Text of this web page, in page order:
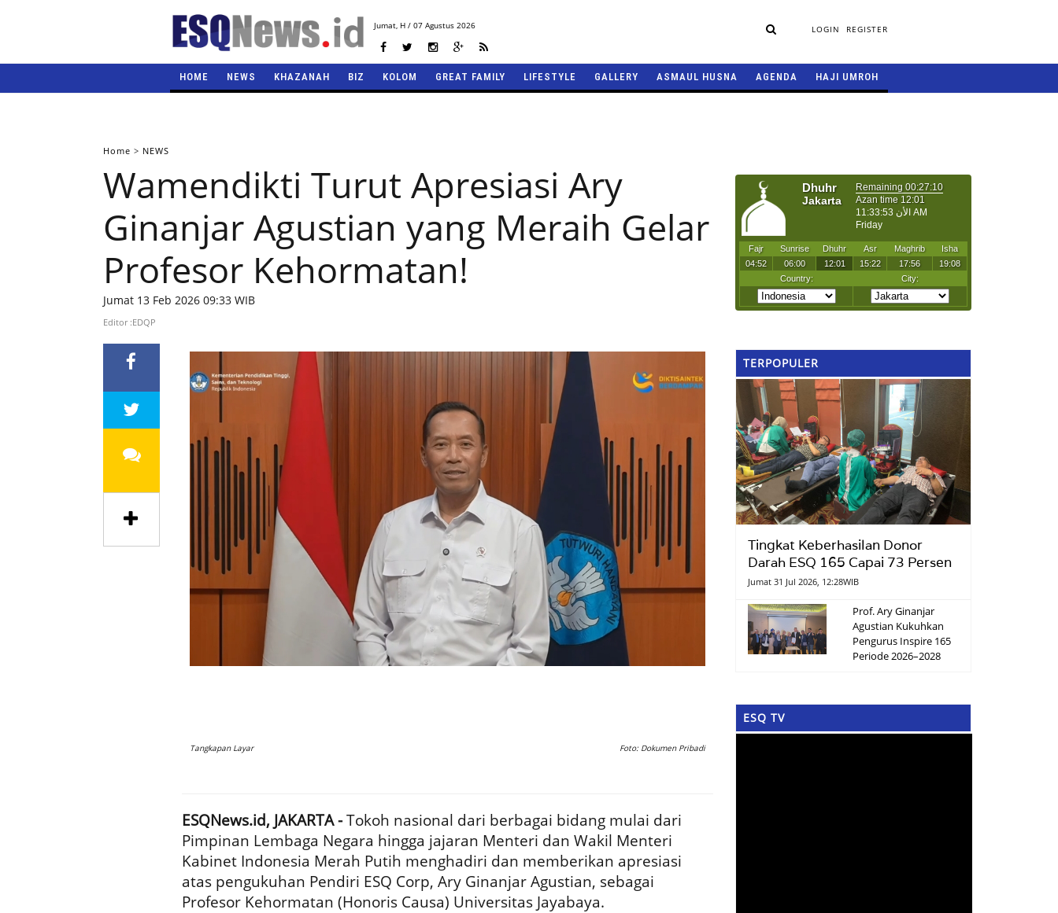
Jumat,H / 07 Agustus 2026 LOGIN REGISTER
HOME NEWS KHAZANAH BIZ KOLOM GREAT FAMILY LIFESTYLE GALLERY ASMAUL HUSNA AGENDA HAJI UMROH
Home > NEWS
Wamendikti Turut Apresiasi Ary
Ginanjar Agustian yang Meraih Gelar
Profesor Kehormatan!
Jumat 13 Feb 2026 09:33 WIB
Editor :EDQP
Tangkapan Layar Foto: Dokumen Pribadi
ESQNews.id, JAKARTA -Tokoh nasional dari berbagai bidang mulai dari
Pimpinan Lembaga Negara hingga jajaran Menteri dan Wakil Menteri
Kabinet Indonesia Merah Putih menghadiri dan memberikan apresiasi
atas pengukuhan Pendiri ESQ Corp, Ary Ginanjar Agustian, sebagai
Profesor Kehormatan (Honoris Causa) Universitas Jayabaya.
TERPOPULER
Tingkat Keberhasilan Donor
Darah ESQ 165 Capai 73 Persen
Jumat 31 Jul 2026, 12:28WIB
Prof. Ary Ginanjar
Agustian Kukuhkan
Pengurus Inspire 165
Periode 2026–2028
ESQ TV